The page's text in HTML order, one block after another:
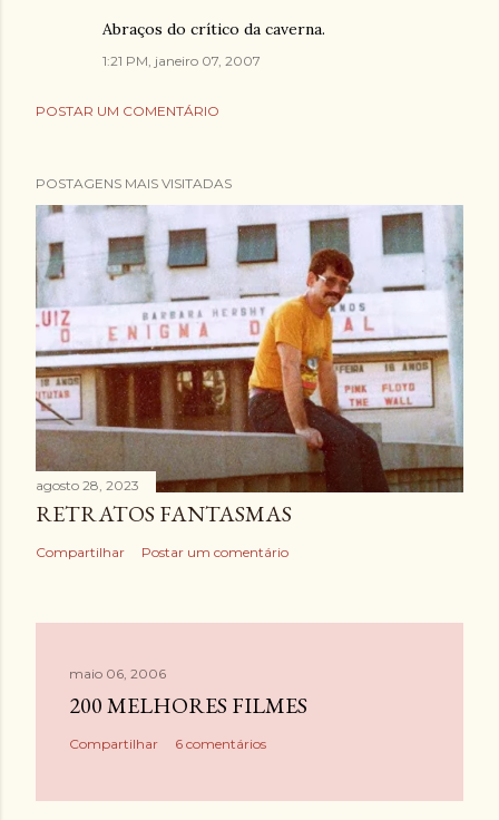
Abraços do crítico da caverna.
1:21 PM, janeiro 07, 2007
POSTAR UM COMENTÁRIO
POSTAGENS MAIS VISITADAS
agosto 28, 2023
RETRATOS FANTASMAS
Compartilhar Postar um comentário
maio 06, 2006
200 MELHORES FILMES
Compartilhar 6 comentários